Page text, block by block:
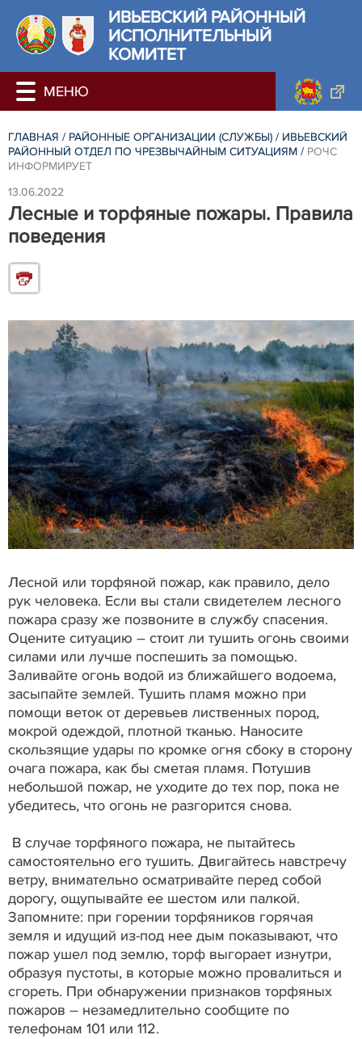
ИВЬЕВСКИЙ РАЙОННЫЙ
ИСПОЛНИТЕЛЬНЫЙ
КОМИТЕТ
ГЛАВНАЯ / РАЙОННЫЕ ОРГАНИЗАЦИИ (СЛУЖБЫ) / ИВЬЕВСКИЙ
РАЙОННЫЙ ОТДЕЛ ПО ЧРЕЗВЫЧАЙНЫМ СИТУАЦИЯМ / РОЧС
ИНФОРМИРУЕТ
13.06.2022
Лесные и торфяные пожары. Правила
поведения
Лесной или торфяной пожар, как правило, дело
рук человека. Если вы стали свидетелем лесного
пожара сразу же позвоните в службу спасения.
Оцените ситуацию – стоит ли тушить огонь своими
силами или лучше поспешить за помощью.
Заливайте огонь водой из ближайшего водоема,
засыпайте землей. Тушить пламя можно при
помощи веток от деревьев лиственных пород,
мокрой одеждой, плотной тканью. Наносите
скользящие удары по кромке огня сбоку в сторону
очага пожара, как бы сметая пламя. Потушив
небольшой пожар, не уходите до тех пор, пока не
убедитесь, что огонь не разгорится снова.
В случае торфяного пожара, не пытайтесь
самостоятельно его тушить. Двигайтесь навстречу
ветру, внимательно осматривайте перед собой
дорогу, ощупывайте ее шестом или палкой.
Запомните: при горении торфяников горячая
земля и идущий из-под нее дым показывают, что
пожар ушел под землю, торф выгорает изнутри,
образуя пустоты, в которые можно провалиться и
сгореть. При обнаружении признаков торфяных
пожаров – незамедлительно сообщите по
телефонам 101 или 112.